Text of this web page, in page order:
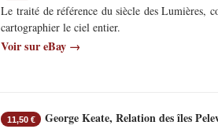
Le traité de référence du siècle des Lumières,
cartographier le ciel entier.
Voir sur eBay →
11,50 € George Keate, Relation des îles